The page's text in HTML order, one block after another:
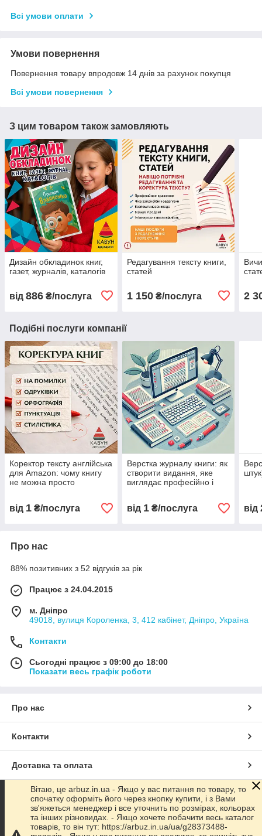
Всі умови оплати
Умови повернення
Повернення товару впродовж 14 днів за рахунок покупця
Всі умови повернення
З цим товаром також замовляють
Дизайн обкладинок книг,
газет, журналів, каталогів
від 886 ₴/послуга
Редагування тексту книги,
статей
1 150₴/послуга 2
Подібні послуги компанії
Коректор тексту англійська
для Amazon: чому книгу
не можна просто
від 1 ₴/послуга
Верстка журналу книги: як
створити видання, яке
виглядає професійно і
від 1₴/послуга від
Про нас
88% позитивних з 52 відгуків за рік
Працює з 24.04.2015
м. Дніпро
49018, вулиця Короленка, 3, 412 кабінет, Дніпро, Україна
Контакти
Сьогодні працює з 09:00 до 18:00
Показати весь графік роботи
Про нас
Контакти
Доставка та оплата
Графік роботи
Повна версія сайту
Вітаю, це arbuz.in.ua - Якщо у вас питання по товару, то
спочатку оформіть його через кнопку купити, і з Вами
зв'яжеться менеджер і все уточнить по розмірах, кольорах
та інших різновидах. - Якщо хочете побачити весь каталог
товарів, то він тут: https://arbuz.in.ua/ua/g28373488-